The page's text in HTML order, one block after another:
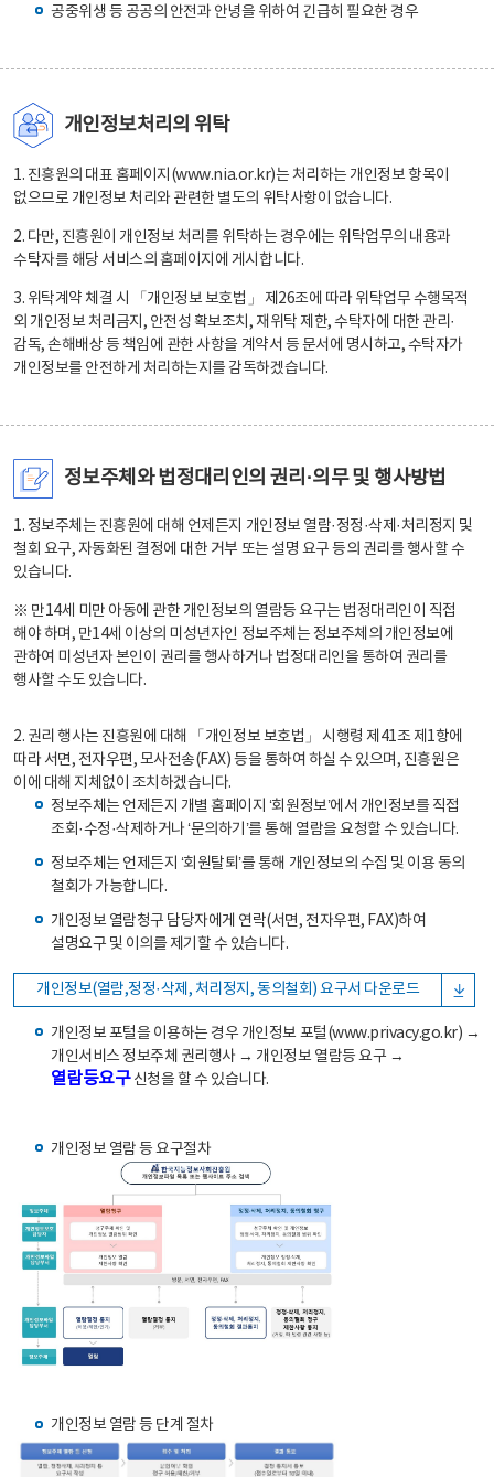
공중위생 등 공공의 안전과 안녕을 위하여 긴급히 필요한 경우
개인정보처리의 위탁
1. 진흥원의 대표 홈페이지(www.nia.or.kr)는 처리하는 개인정보 항목이
없으므로 개인정보 처리와 관련한 별도의 위탁사항이 없습니다.
2. 다만, 진흥원이 개인정보 처리를 위탁하는 경우에는 위탁업무의 내용과
수탁자를 해당 서비스의 홈페이지에 게시합니다.
3. 위탁계약 체결 시 「개인정보 보호법」 제26조에 따라 위탁업무 수행목적
외 개인정보 처리금지, 안전성 확보조치, 재위탁 제한, 수탁자에 대한 관리·
감독, 손해배상 등 책임에 관한 사항을 계약서 등 문서에 명시하고, 수탁자가
개인정보를 안전하게 처리하는지를 감독하겠습니다.
정보주체와 법정대리인의 권리·의무 및 행사방법
1. 정보주체는 진흥원에 대해 언제든지 개인정보 열람·정정·삭제·처리정지 및
철회 요구, 자동화된 결정에 대한 거부 또는 설명 요구 등의 권리를 행사할 수
있습니다.
※ 만14세 미만 아동에 관한 개인정보의 열람등 요구는 법정대리인이 직접
해야 하며, 만14세 이상의 미성년자인 정보주체는 정보주체의 개인정보에
관하여 미성년자 본인이 권리를 행사하거나 법정대리인을 통하여 권리를
행사할 수도 있습니다.
2. 권리 행사는 진흥원에 대해 「개인정보 보호법」 시행령 제41조 제1항에
따라 서면, 전자우편, 모사전송(FAX) 등을 통하여 하실 수 있으며, 진흥원은
이에 대해 지체없이 조치하겠습니다.
정보주체는 언제든지 개별 홈페이지 ‘회원정보’에서 개인정보를 직접
조회·수정·삭제하거나 ‘문의하기’를 통해 열람을 요청할 수 있습니다.
정보주체는 언제든지 ‘회원탈퇴’를 통해 개인정보의 수집 및 이용 동의
철회가 가능합니다.
개인정보 열람청구 담당자에게 연락(서면, 전자우편, FAX)하여
설명요구 및 이의를 제기할 수 있습니다.
개인정보(열람,정정·삭제, 처리정지, 동의철회) 요구서 다운로드
개인정보 포털을 이용하는 경우 개인정보 포털(www.privacy.go.kr) →
개인서비스 정보주체 권리행사 → 개인정보 열람등 요구 →
열람등요구신청을 할 수 있습니다.
개인정보 열람 등 요구절차
개인정보 열람 등 단계 절차